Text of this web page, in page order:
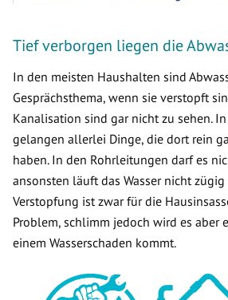
Tief verborgen liegen die
In den meisten Haushalten sind
Gesprächsthema, wenn sie verstopft
Kanalisation sind gar nicht zu sehen.
gelangen allerlei Dinge, die dort rein
haben. In den Rohrleitungen darf es
ansonsten läuft das Wasser nicht
Verstopfung ist zwar für die
Problem, schlimm jedoch wird es aber
einem Wasserschaden kommt.